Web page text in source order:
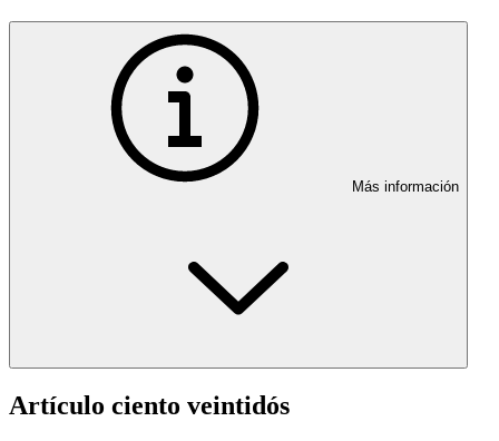
Más información
Artículo ciento veintidós